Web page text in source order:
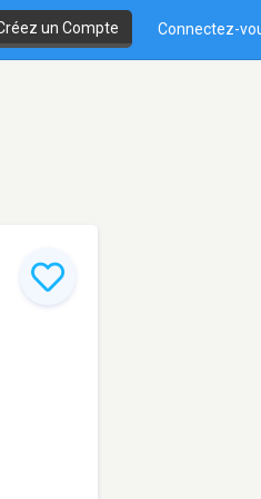
un Compte Connectez-